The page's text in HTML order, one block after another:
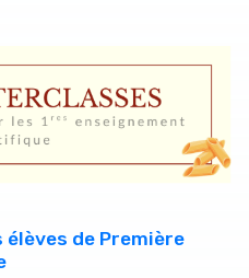
élèves de Première